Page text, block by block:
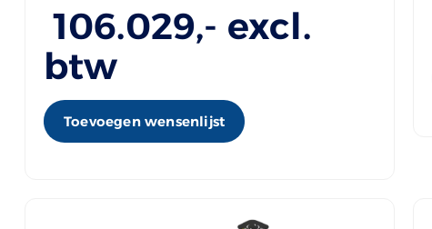
106.029,- excl.
btw
Toevoegen wensenlijst